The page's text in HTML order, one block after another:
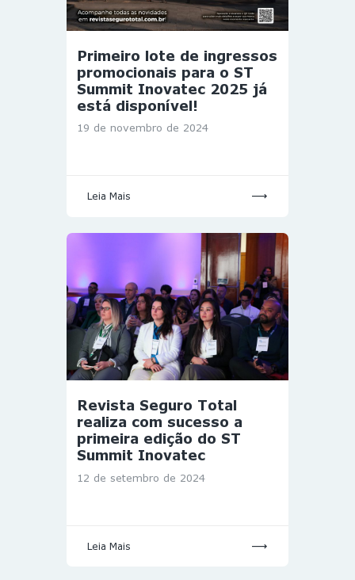
Primeiro lote de ingressos
promocionais para o ST
Summit Inovatec 2025 já
está disponível!
19 de novembro de 2024
Leia Mais
Revista Seguro Total
realiza com sucesso a
primeira edição do ST
Summit Inovatec
12 de setembro de 2024
Leia Mais